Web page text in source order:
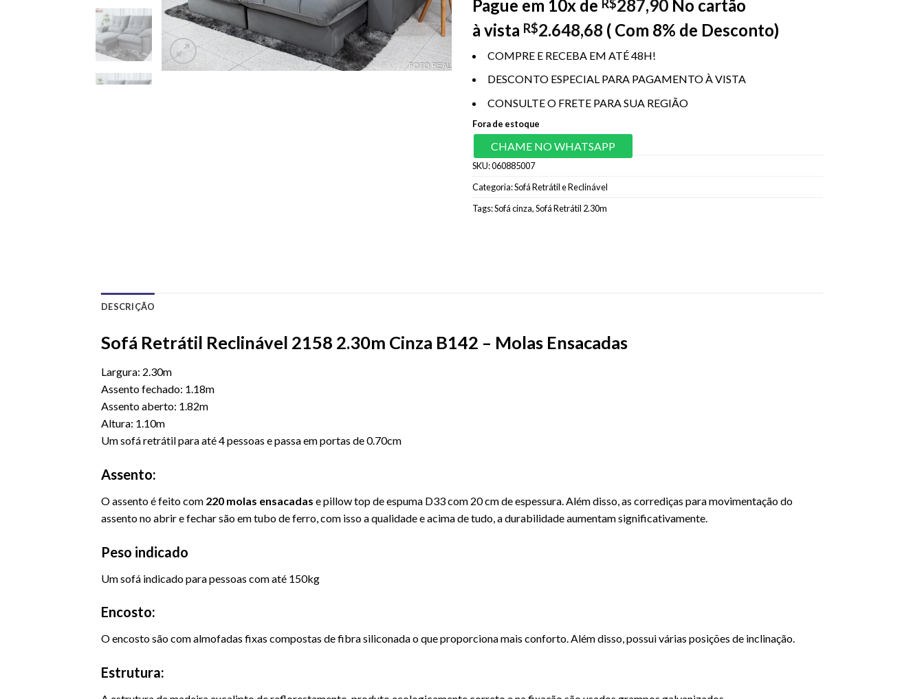
Pague em 10x de R$287,90 No cartão
à vista R$2.648,68 ( Com 8% de Desconto)
COMPRE E RECEBA EM ATÉ 48H!
DESCONTO ESPECIAL PARA PAGAMENTO À VISTA
CONSULTE O FRETE PARA SUA REGIÃO
Fora de estoque
CHAME NO WHATSAPP
SKU:060885007
Categoria:Sofá Retrátil e Reclinável
Tags:Sofá cinza,Sofá Retrátil 2.30m
DESCRIÇÃO
Sofá Retrátil Reclinável 2158 2.30m Cinza B142 – Molas Ensacadas
Largura: 2.30m
Assento fechado: 1.18m
Assento aberto: 1.82m
Altura: 1.10m
Um sofá retrátil para até 4 pessoas e passa em portas de 0.70cm
Assento:
O assento é feito com 220 molas ensacadas e pillow top de espuma D33 com 20 cm de espessura. Além disso, as corrediças para movimentação do
assento no abrir e fechar são em tubo de ferro, com isso a qualidade e acima de tudo, a durabilidade aumentam significativamente.
Peso indicado
Um sofá indicado para pessoas com até 150kg
Encosto:
O encosto são com almofadas fixas compostas de fibra siliconada o que proporciona mais conforto. Além disso, possui várias posições de inclinação.
Estrutura: